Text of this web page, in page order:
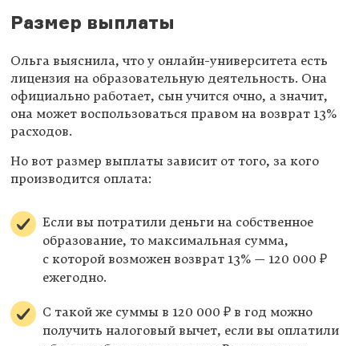
Размер выплаты
Ольга выяснила, что у онлайн-университета есть
лицензия на образовательную деятельность. Она
официально работает, сын учится очно, а значит,
она может воспользоваться правом на возврат 13%
расходов.
Но вот размер выплаты зависит от того, за кого
производится оплата:
Если вы потратили деньги на собственное
образование, то максимальная сумма,
с которой возможен возврат 13% — 120 000 ₽
ежегодно.
С такой же суммы в 120 000 ₽ в год можно
получить налоговый вычет, если вы оплатили